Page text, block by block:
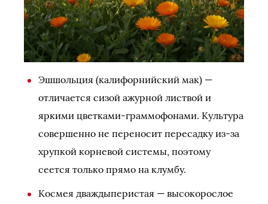
Эшшольция (калифорнийский мак) —
отличается сизой ажурной листвой и
яркими цветками-граммофонами. Культура
совершенно не переносит пересадку из-за
хрупкой корневой системы, поэтому
сеется только прямо на клумбу.
Космея дваждыперистая — высокорослое